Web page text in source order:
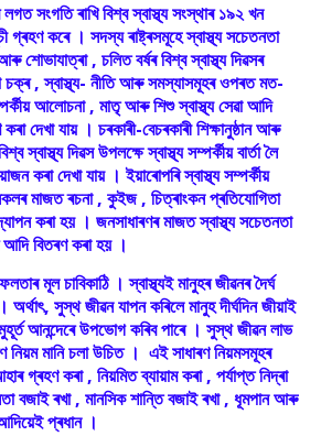
সংগতি ৰাখি বিশ্ব স্বাস্থ্য সংস্থাৰ ১৯২ খন
গ্ৰহণ কৰে । সদস্য ৰাষ্ট্ৰসমূহে স্বাস্থ্য সচেতনতা
শোভাযাত্ৰা , চলিত বৰ্ষৰ বিশ্ব স্বাস্থ্য দিৱসৰ
, স্বাস্থ্য- নীতি আৰু সমস্যাসমূহৰ ওপৰত মত-
আলোচনা , মাতৃ আৰু শিশু স্বাস্থ্য সেৱা আদি
দেখা যায় । চৰকাৰী-বেচৰকাৰী শিক্ষানুষ্ঠান আৰু
স্বাস্থ্য দিৱস উপলক্ষে স্বাস্থ্য সম্পৰ্কীয় বাৰ্তা লৈ
কৰা দেখা যায় । ইয়াৰোপৰি স্বাস্থ্য সম্পৰ্কীয়
মাজত ৰচনা , কুইজ , চিত্ৰাংকন প্ৰতিযোগিতা
কৰা হয় । জনসাধাৰণৰ মাজত স্বাস্থ্য সচেতনতা
আদি বিতৰণ কৰা হয় ।
মূল চাবিকাঠি । স্বাস্থ্যই মানুহৰ জীৱনৰ দৈৰ্ঘ
সুস্থ জীৱন যাপন কৰিলে মানুহ দীৰ্ঘদিন জীয়াই
আনন্দেৰে উপভোগ কৰিব পাৰে । সুস্থ জীৱন লাভ
নিয়ম মানি চলা উচিত । এই সাধাৰণ নিয়মসমূহৰ
গ্ৰহণ কৰা , নিয়মিত ব্যায়াম কৰা , পৰ্যাপ্ত নিদ্ৰা
বজাই ৰখা , মানসিক শান্তি বজাই ৰখা , ধূমপান আৰু
প্ৰধান ।